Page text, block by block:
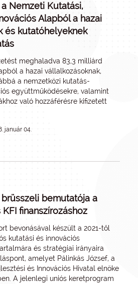
Nemzeti Kutatási,
Alapból a hazai
és kutatóhelyeknek
meghaladva 83,3 milliárd
a hazai vállalkozásoknak,
a nemzetközi kutatás-
együttműködésekre, valamint
való hozzáférésre kifizetett
január 04.
bemutatója a
finanszírozáshoz
bevonásával készült a 2021-től
kutatási és innovációs
és stratégiai irányaira
amelyet Pálinkás József, a
és Innovációs Hivatal elnöke
A jelenlegi uniós keretprogram